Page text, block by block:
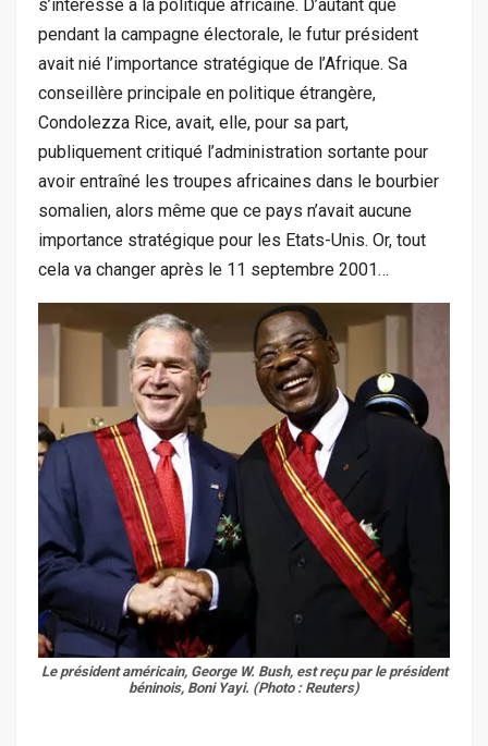
s’intéresse à la politique africaine. D’autant que
pendant la campagne électorale, le futur président
avait nié l’importance stratégique de l’Afrique. Sa
conseillère principale en politique étrangère,
Condolezza Rice, avait, elle, pour sa part,
publiquement critiqué l’administration sortante pour
avoir entraîné les troupes africaines dans le bourbier
somalien, alors même que ce pays n’avait aucune
importance stratégique pour les Etats-Unis. Or, tout
cela va changer après le 11 septembre 2001…
Le président américain, George W. Bush, est reçu par le président
béninois, Boni Yayi. (Photo : Reuters)